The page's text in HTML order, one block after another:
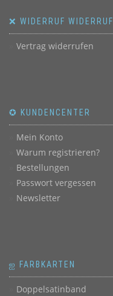
❌ WIDERRUF WIDERRUF
Vertrag widerrufen
✪ KUNDENCENTER
Mein Konto
Warum registrieren?
Bestellungen
Passwort vergessen
Newsletter
ஐ FARBKARTEN
Doppelsatinband